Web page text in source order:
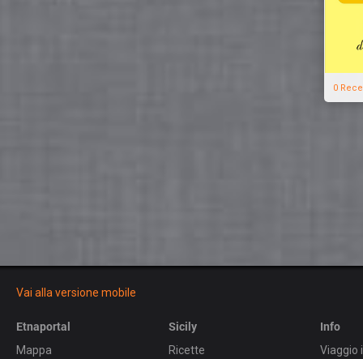
0
Vai alla versione mobile
Etnaportal
Mappa
Sicily
Ricette
Info
Viaggio